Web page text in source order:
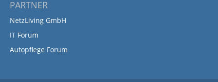
PARTNER
NetzLiving GmbH
IT Forum
Autopflege Forum